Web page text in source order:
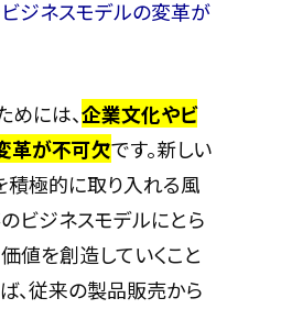
ジネスモデルの変革が
めには、企業文化やビ
革が不可欠です。新しい
積極的に取り入れる風
ビジネスモデルにとら
値を創造していくこと
、従来の製品販売から